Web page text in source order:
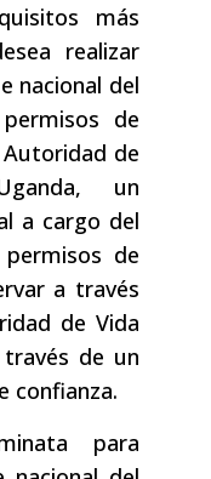
más
realizar
nacional del
de
de
un
a cargo del
de
a través
de Vida
de un
confianza.
para